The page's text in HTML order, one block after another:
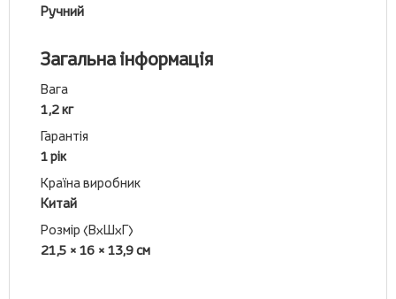
Ручний
Загальна інформація
Вага
1,2 кг
Гарантія
1 рік
Країна виробник
Китай
Розмір (ВхШхГ)
21,5 × 16 × 13,9 см